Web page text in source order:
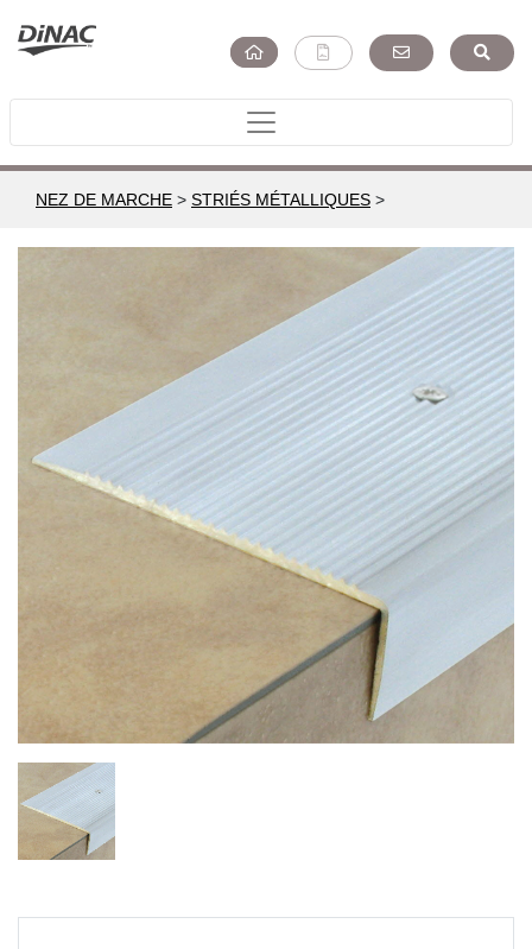
NEZ DE MARCHE > STRIÉS MÉTALLIQUES >